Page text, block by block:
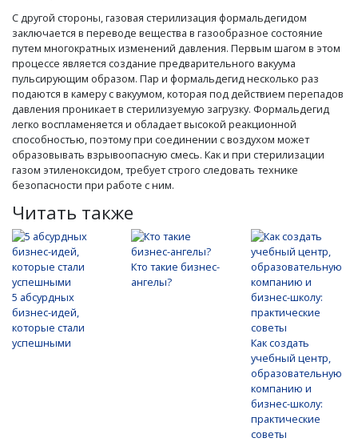
С другой стороны, газовая стерилизация формальдегидом
заключается в переводе вещества в газообразное состояние
путем многократных изменений давления. Первым шагом в этом
процессе является создание предварительного вакуума
пульсирующим образом. Пар и формальдегид несколько раз
подаются в камеру с вакуумом, которая под действием перепадов
давления проникает в стерилизуемую загрузку. Формальдегид
легко воспламеняется и обладает высокой реакционной
способностью, поэтому при соединении с воздухом может
образовывать взрывоопасную смесь. Как и при стерилизации
газом этиленоксидом, требует строго следовать технике
безопасности при работе с ним.
Читать также
5 абсурдных
бизнес-идей,
которые стали
успешными
Кто такие бизнес-
ангелы?
Как создать
учебный центр,
образовательную
компанию и
бизнес-школу:
практические
советы